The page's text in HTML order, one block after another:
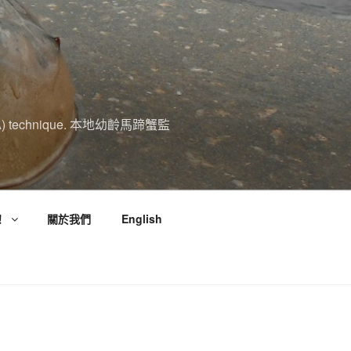
technique. 本地幼齡馬蹄蟹監
關於我們 English